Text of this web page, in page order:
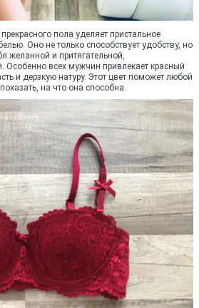
пола уделяет пристальное
Оно не только способствует удобству, но
желанной и притягательной,
Особенно всех мужчин привлекает красный
и дерзкую натуру. Этот цвет поможет любой
на что она способна.